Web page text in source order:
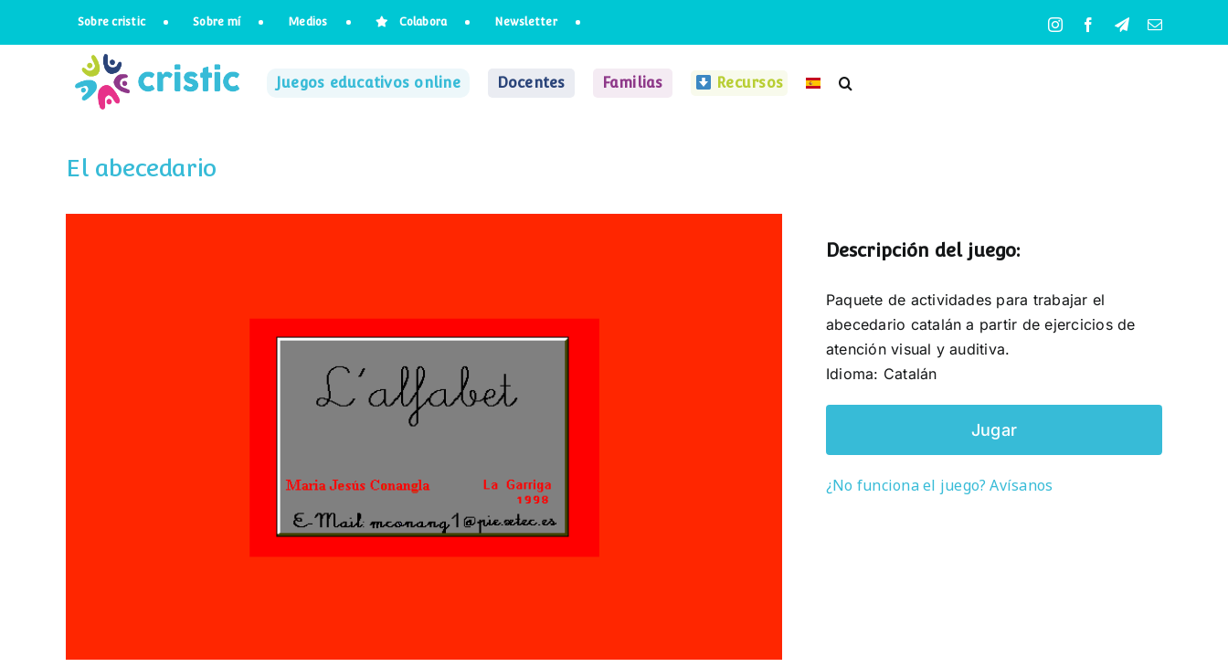
Sobre cristic Sobre mí Medios Colabora Newsletter InstagramFacebookTelegramCorreo
Juegos educativos online Docentes Familias Recursos
El abecedario
Descripción del juego:
Paquete de actividades para trabajar el
abecedario catalán a partir de ejercicios de
atención visual y auditiva.
Idioma: Catalán
Jugar
¿No funciona el juego? Avísanos